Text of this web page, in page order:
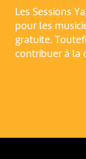
Les Sessions
pour les
gratuite.
contribuer à la